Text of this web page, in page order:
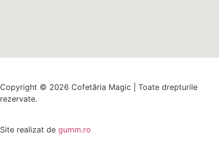
Copyright © 2026 Cofetăria Magic | Toate drepturile
rezervate.
Site realizat de gumm.ro